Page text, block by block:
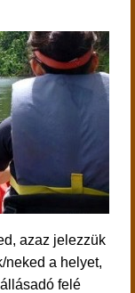
azaz jelezzük
neked a helyet,
felé